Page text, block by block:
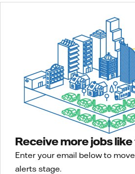
Receive more jobs
Enter your email below to
alerts stage.